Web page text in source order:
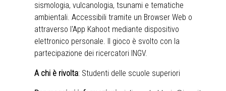
sismologia, vulcanologia, tsunami e tematiche
ambientali. Accessibili tramite un Browser Web o
attraverso l'App Kahoot mediante dispositivo
elettronico personale. Il gioco è svolto con la
partecipazione dei ricercatori INGV.
A chi è rivolta: Studenti delle scuole superiori